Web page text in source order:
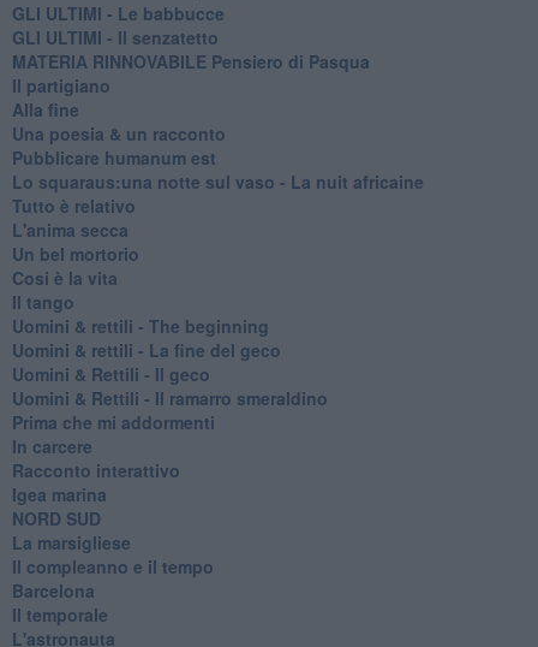
GLI ULTIMI - Le babbucce
GLI ULTIMI - Il senzatetto
MATERIA RINNOVABILE Pensiero di Pasqua
Il partigiano
Alla fine
Una poesia & un racconto
Pubblicare humanum est
Lo squaraus:una notte sul vaso - La nuit africaine
Tutto è relativo
L'anima secca
Un bel mortorio
Cosi è la vita
Il tango
​Uomini & rettili - The beginning
​Uomini & rettili - La fine del geco
Uomini & Rettili - Il geco
Uomini & Rettili - Il ramarro smeraldino
Prima che mi addormenti
In carcere
Racconto interattivo
Igea marina
​NORD SUD
La marsigliese
Il compleanno e il tempo
Barcelona
Il temporale
L'astronauta